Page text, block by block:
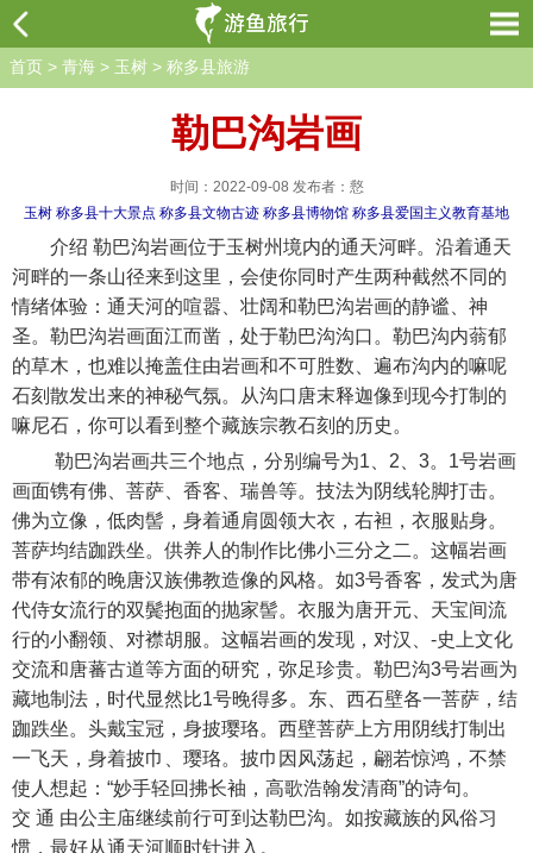
首页 > 青海 > 玉树 > 称多县旅游
勒巴沟岩画
时间：2022-09-08 发布者：慦
玉树 称多县十大景点 称多县文物古迹 称多县博物馆 称多县爱国主义教育基地
介绍 勒巴沟岩画位于玉树州境内的通天河畔。沿着通天
河畔的一条山径来到这里，会使你同时产生两种截然不同的
情绪体验：通天河的喧嚣、壮阔和勒巴沟岩画的静谧、神
圣。勒巴沟岩画面江而凿，处于勒巴沟沟口。勒巴沟内蓊郁
的草木，也难以掩盖住由岩画和不可胜数、遍布沟内的嘛呢
石刻散发出来的神秘气氛。从沟口唐末释迦像到现今打制的
嘛尼石，你可以看到整个藏族宗教石刻的历史。
勒巴沟岩画共三个地点，分别编号为1、2、3。1号岩画
画面镌有佛、菩萨、香客、瑞兽等。技法为阴线轮脚打击。
佛为立像，低肉髻，身着通肩圆领大衣，右袒，衣服贴身。
菩萨均结跏跌坐。供养人的制作比佛小三分之二。这幅岩画
带有浓郁的晚唐汉族佛教造像的风格。如3号香客，发式为唐
代侍女流行的双鬓抱面的抛家髻。衣服为唐开元、天宝间流
行的小翻领、对襟胡服。这幅岩画的发现，对汉、-史上文化
交流和唐蕃古道等方面的研究，弥足珍贵。勒巴沟3号岩画为
藏地制法，时代显然比1号晚得多。东、西石壁各一菩萨，结
跏跌坐。头戴宝冠，身披璎珞。西壁菩萨上方用阴线打制出
一飞天，身着披巾、璎珞。披巾因风荡起，翩若惊鸿，不禁
使人想起：“妙手轻回拂长袖，高歌浩翰发清商”的诗句。
交 通 由公主庙继续前行可到达勒巴沟。如按藏族的风俗习
惯，最好从通天河顺时针进入。